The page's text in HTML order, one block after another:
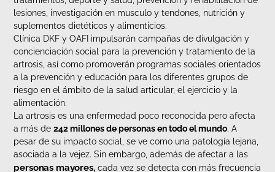
lesiones, investigación en musculo y tendones, nutrición y
suplementos dietéticos y alimenticios.
Clínica DKF y OAFI impulsarán campañas de divulgación y
concienciación social para la prevención y tratamiento de la
artrosis, así como promoverán programas sociales orientados
a la prevención y educación para los diferentes grupos de
riesgo en el ámbito de la salud articular, el ejercicio y la
alimentación.
La artrosis es una enfermedad poco reconocida pero afecta
a más de242 millones de personas en todo el mundo. A
pesar de su impacto social, se ve como una patología lejana,
asociada a la vejez. Sin embargo, además de afectar a las
personas mayores,cada vez se detecta con más frecuencia